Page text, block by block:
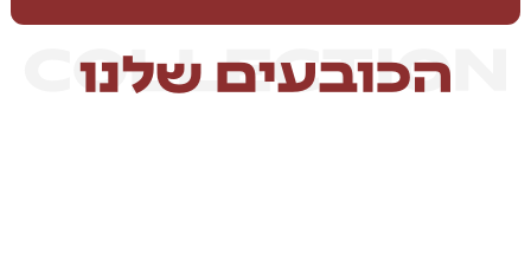
COLLECTION
הכובעים שלנו